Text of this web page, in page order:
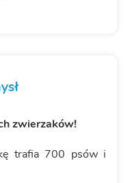
zwierzaków!
trafia 700 psów i